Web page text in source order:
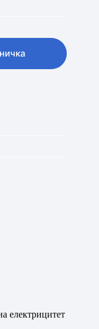
електрицитет